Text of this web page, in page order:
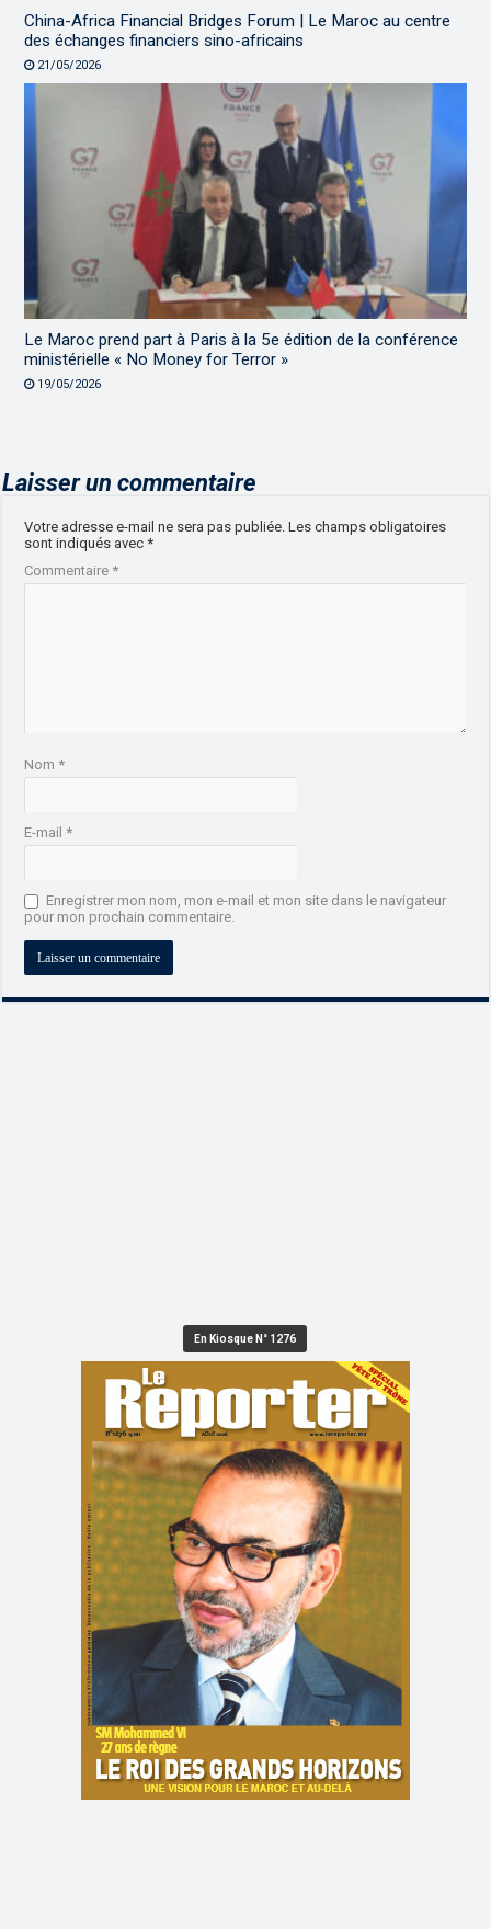
China-Africa Financial Bridges Forum | Le Maroc au centre
des échanges financiers sino-africains
21/05/2026
Le Maroc prend part à Paris à la 5e édition de la conférence
ministérielle « No Money for Terror »
19/05/2026
Laisser un commentaire
Votre adresse e-mail ne sera pas publiée. Les champs obligatoires
sont indiqués avec*
Commentaire*
Nom*
E-mail*
Enregistrer mon nom, mon e-mail et mon site dans le navigateur
pour mon prochain commentaire.
En Kiosque N° 1276